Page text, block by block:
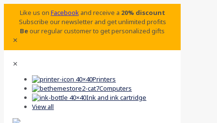
Like us onFacebookand receive a 20% discount
Subscribe our newsletter and get unlimited profits
Beour regular customer to get personalized gifts
✕
✕
Printers
Computers
Ink and ink cartridge
View all